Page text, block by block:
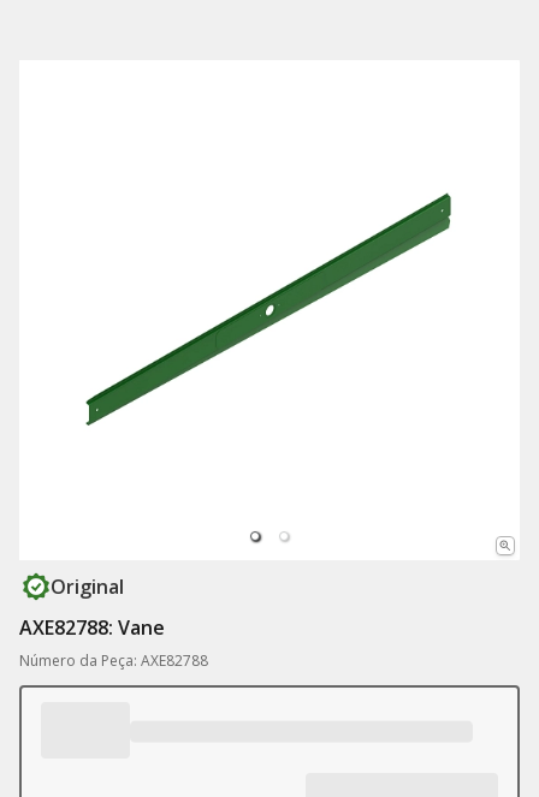
Original
AXE82788: Vane
Número da Peça: AXE82788